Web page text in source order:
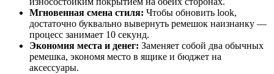
Мгновенная смена стиля: Чтобы обновить look,
достаточно буквально вывернуть ремешок наизнанку —
процесс занимает 10 секунд.
Экономия места и денег: Заменяет собой два обычных
ремешка, экономя место в ящике и бюджет на
аксессуары.